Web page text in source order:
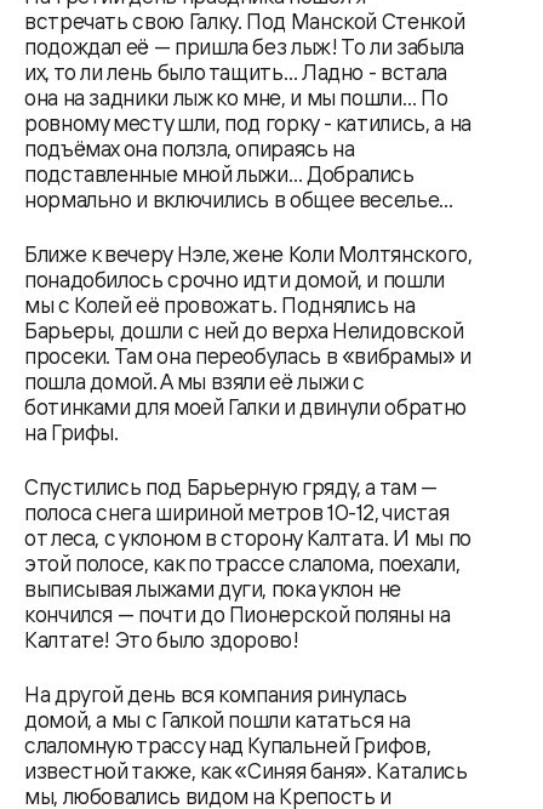
встречать свою Галку. Под Манской Стенкой
подождал её — пришла без лыж! То ли забыла
их, то ли лень было тащить… Ладно - встала
она на задники лыж ко мне, и мы пошли… По
ровному месту шли, под горку - катились, а на
подъёмах она ползла, опираясь на
подставленные мной лыжи… Добрались
нормально и включились в общее веселье…
Ближе к вечеру Нэле, жене Коли Молтянского,
понадобилось срочно идти домой, и пошли
мы с Колей её провожать. Поднялись на
Барьеры, дошли с ней до верха Нелидовской
просеки. Там она переобулась в «вибрамы» и
пошла домой. А мы взяли её лыжи с
ботинками для моей Галки и двинули обратно
на Грифы.
Спустились под Барьерную гряду, а там —
полоса снега шириной метров 10-12, чистая
от леса, с уклоном в сторону Калтата. И мы по
этой полосе, как по трассе слалома, поехали,
выписывая лыжами дуги, пока уклон не
кончился — почти до Пионерской поляны на
Калтате! Это было здорово!
На другой день вся компания ринулась
домой, а мы с Галкой пошли кататься на
слаломную трассу над Купальней Грифов,
известной также, как «Синяя баня». Катались
мы, любовались видом на Крепость и